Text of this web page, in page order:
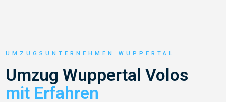
UMZUGSUNTERNEHMEN WUPPERTAL
Umzug Wuppertal Volos
mit Erfahren